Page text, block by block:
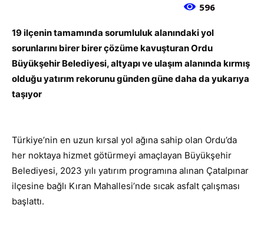
596
19 ilçenin tamamında sorumluluk alanındaki yol
sorunlarını birer birer çözüme kavuşturan Ordu
Büyükşehir Belediyesi, altyapı ve ulaşım alanında kırmış
olduğu yatırım rekorunu günden güne daha da yukarıya
taşıyor
Türkiye’nin en uzun kırsal yol ağına sahip olan Ordu’da
her noktaya hizmet götürmeyi amaçlayan Büyükşehir
Belediyesi, 2023 yılı yatırım programına alınan Çatalpınar
ilçesine bağlı Kıran Mahallesi’nde sıcak asfalt çalışması
başlattı.